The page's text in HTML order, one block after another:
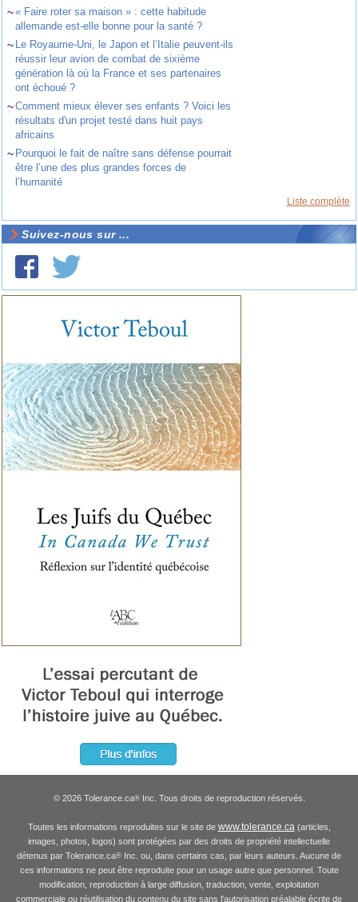
~« Faire roter sa maison » : cette habitude
allemande est-elle bonne pour la santé ?
~ Le Royaume-Uni, le Japon et l’Italie peuvent-ils
réussir leur avion de combat de sixième
génération là où la France et ses partenaires
ont échoué ?
~Comment mieux élever ses enfants ? Voici les
résultats d'un projet testé dans huit pays
africains
~ Pourquoi le fait de naître sans défense pourrait
être l’une des plus grandes forces de
l’humanité
Liste complète
Suivez-nous sur ...
© 2026 Tolerance.ca®Inc. Tous droits de reproduction réservés.
Toutes les informations reproduites sur le site de www.tolerance.ca (articles,
images, photos, logos) sont protégées par des droits de propriété intellectuelle
détenus par Tolerance.ca® Inc. ou, dans certains cas, par leurs auteurs. Aucune de
ces informations ne peut être reproduite pour un usage autre que personnel. Toute
modification, reproduction à large diffusion, traduction, vente, exploitation
commerciale ou réutilisation du contenu du site sans l'autorisation préalable écrite de